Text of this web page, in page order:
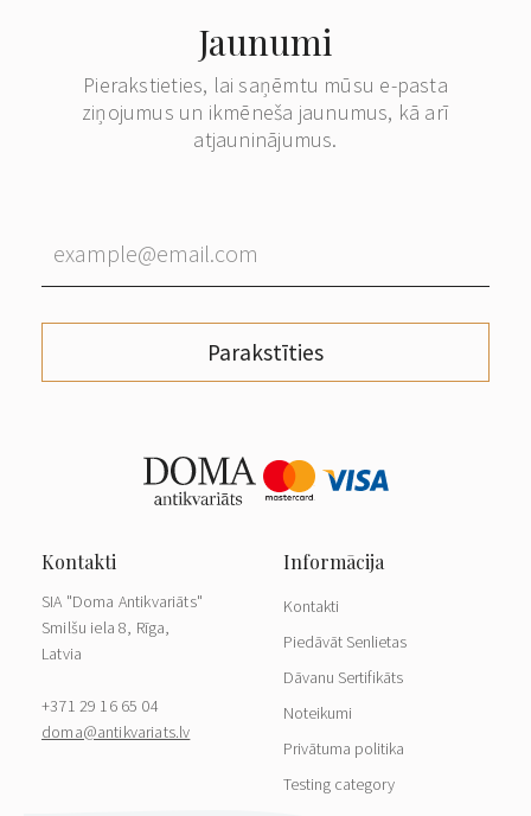
Jaunumi
Pierakstieties, lai saņēmtu mūsu e-pasta
ziņojumus un ikmēneša jaunumus, kā arī
atjauninājumus.
Parakstīties
SIA "Doma Antikvariāts"
Smilšu iela 8, Rīga,
Latvia
+371 29 16 65 04
doma@antikvariats.lv
Kontakti
Piedāvāt Senlietas
Dāvanu Sertifikāts
Noteikumi
Privātuma politika
Testing category